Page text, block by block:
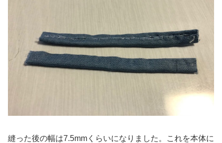
縫った後の幅は7.5mmくらいになりました。これを本体に